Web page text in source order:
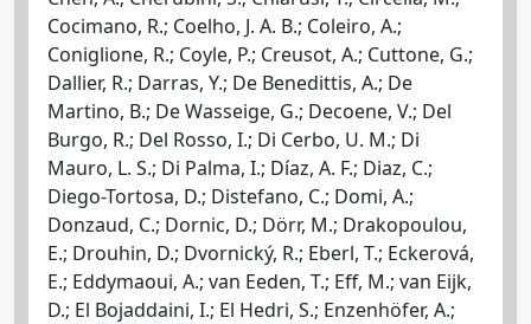
Cocimano, R.; Coelho, J. A. B.; Coleiro, A.;
Coniglione, R.; Coyle, P.; Creusot, A.; Cuttone, G.;
Dallier, R.; Darras, Y.; De Benedittis, A.; De
Martino, B.; De Wasseige, G.; Decoene, V.; Del
Burgo, R.; Del Rosso, I.; Di Cerbo, U. M.; Di
Mauro, L. S.; Di Palma, I.; Díaz, A. F.; Diaz, C.;
Diego-Tortosa, D.; Distefano, C.; Domi, A.;
Donzaud, C.; Dornic, D.; Dörr, M.; Drakopoulou,
E.; Drouhin, D.; Dvornický, R.; Eberl, T.; Eckerová,
E.; Eddymaoui, A.; van Eeden, T.; Eff, M.; van Eijk,
D.; El Bojaddaini, I.; El Hedri, S.; Enzenhöfer, A.;